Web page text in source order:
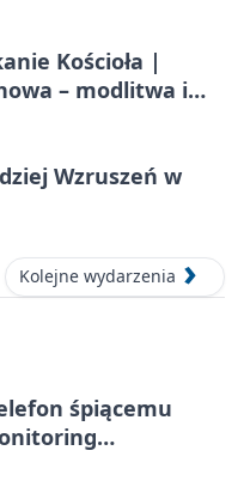
Kościoła |
– modlitwa i
Wzruszeń w
Kolejne wydarzenia
śpiącemu